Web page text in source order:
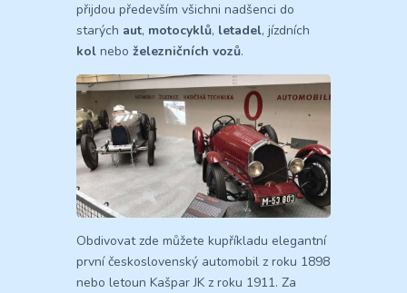
přijdou především všichni nadšenci do
starých aut, motocyklů, letadel, jízdních
kol nebo železničních vozů.
Obdivovat zde můžete kupříkladu elegantní
první československý automobil z roku 1898
nebo letoun Kašpar JK z roku 1911. Za